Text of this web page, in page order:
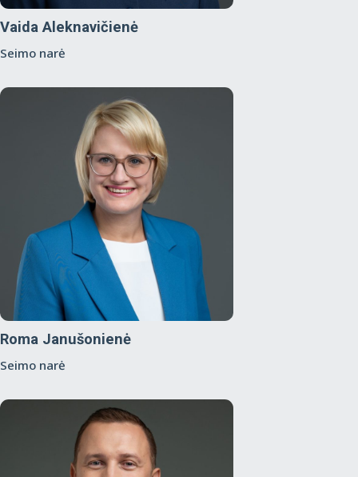
Vaida Aleknavičienė
Seimo narė
Roma Janušonienė
Seimo narė